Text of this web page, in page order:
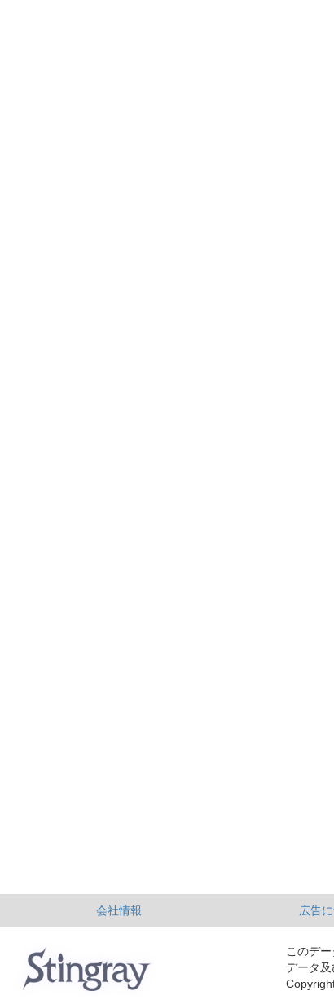
会社情報 広告
このデ
データ及